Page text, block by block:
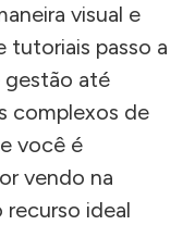
visual e
tutoriais passo a
gestão até
complexos de
você é
vendo na
recurso ideal